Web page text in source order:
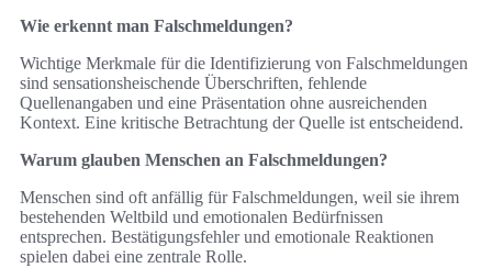
Wie erkennt man Falschmeldungen?
Wichtige Merkmale für die Identifizierung von Falschmeldungen
sind sensationsheischende Überschriften, fehlende
Quellenangaben und eine Präsentation ohne ausreichenden
Kontext. Eine kritische Betrachtung der Quelle ist entscheidend.
Warum glauben Menschen an Falschmeldungen?
Menschen sind oft anfällig für Falschmeldungen, weil sie ihrem
bestehenden Weltbild und emotionalen Bedürfnissen
entsprechen. Bestätigungsfehler und emotionale Reaktionen
spielen dabei eine zentrale Rolle.